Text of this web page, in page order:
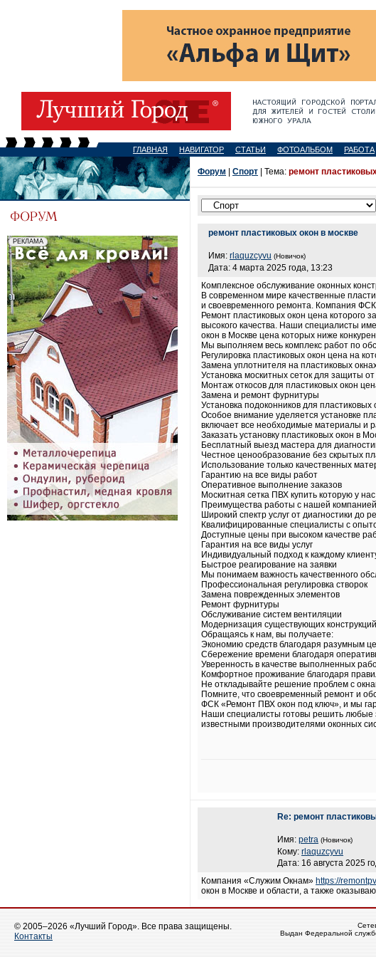
ГЛАВНАЯ НАВИГАТОР СТАТЬИ ФОТОАЛЬБОМ РАБОТА
Форум Спорт | Тема: ремонт
ремонт пластиковых окон в москве
Имя: rlaquzcyvu (Новичок)
Дата: 4 марта 2025 года, 13:23
Комплексное обслуживание оконных
В современном мире качественные
и своевременного ремонта. Компания
Ремонт пластиковых окон цена которого
высокого качества. Наши специалисты
окон в Москве цена которых ниже
Мы выполняем весь комплекс работ по
Регулировка пластиковых окон цена на
Замена уплотнителя на пластиковых
Установка москитных сеток для защиты
Монтаж откосов для пластиковых окон
Замена и ремонт фурнитуры
Установка подоконников для
Особое внимание уделяется установке
включает все необходимые материалы и
Заказать установку пластиковых окон в
Бесплатный выезд мастера для
Честное ценообразование без скрытых
Использование только качественных
Гарантию на все виды работ
Оперативное выполнение заказов
Москитная сетка ПВХ купить которую у
Преимущества работы с нашей
Широкий спектр услуг от диагностики до
Квалифицированные специалисты с
Доступные цены при высоком качестве
Гарантия на все виды услуг
Индивидуальный подход к каждому
Быстрое реагирование на заявки
Мы понимаем важность качественного
Профессиональная регулировка створок
Замена поврежденных элементов
Ремонт фурнитуры
Обслуживание систем вентиляции
Модернизация существующих конструкций
Обращаясь к нам, вы получаете:
Экономию средств благодаря разумным
Сбережение времени благодаря
Уверенность в качестве выполненных
Комфортное проживание благодаря
Не откладывайте решение проблем с
Помните, что своевременный ремонт и
ФСК «Ремонт ПВХ окон под ключ», и мы
Наши специалисты готовы решить любые
известными производителями оконных
Re: ремонт
Имя: petra (Новичок)
Кому: rlaquzcyvu
Дата: 16 августа 2025
Компания «Служим Окнам» https://
окон в Москве и области, а также
© 2005–2026 «Лучший Город». Все права защищены.
Контакты
Выдан Федеральной